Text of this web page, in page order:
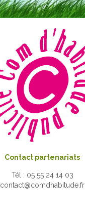
Contact partenariats
Tél : 05 55 24 14 03
contact@comdhabitude.fr